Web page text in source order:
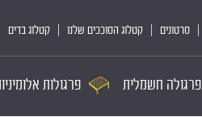
סרטונים קטלוג הסוככים שלנו קטלוג בדים
פרגולה חשמלית פרגולות